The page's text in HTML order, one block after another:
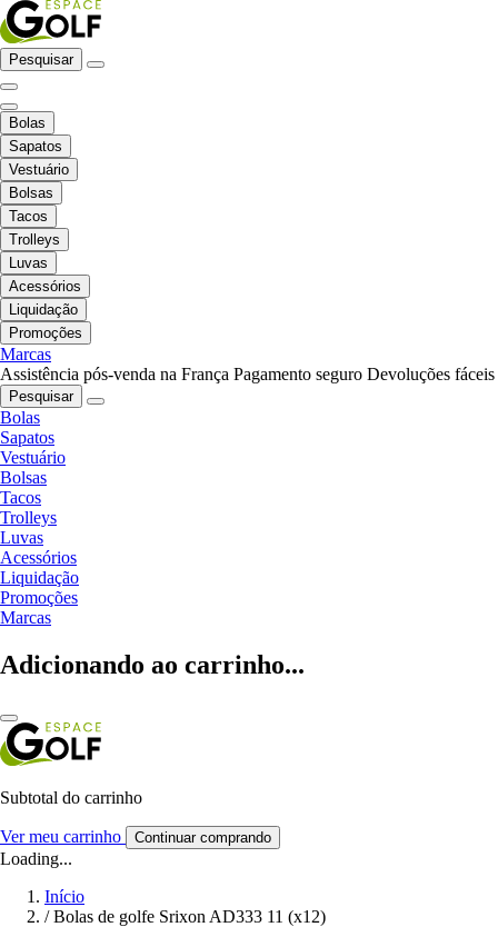
Pesquisar
Bolas
Sapatos
Vestuário
Bolsas
Tacos
Trolleys
Luvas
Acessórios
Liquidação
Promoções
Marcas
Assistência pós-venda na França Pagamento seguro Devoluções fáceis
Pesquisar
Bolas
Sapatos
Vestuário
Bolsas
Tacos
Trolleys
Luvas
Acessórios
Liquidação
Promoções
Marcas
Adicionando ao carrinho...
Subtotal do carrinho
Ver meu carrinho Continuar comprando
Loading...
Início
/ Bolas de golfe Srixon AD333 11 (x12)